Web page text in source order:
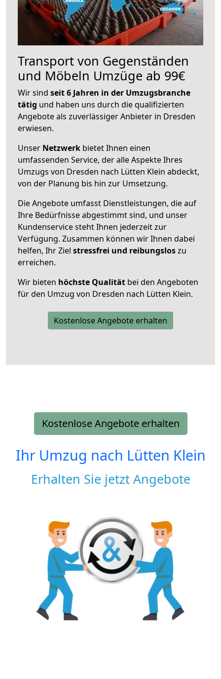
Transport von Gegenständen
und Möbeln Umzüge ab 99€
Wir sind seit 6 Jahren in der Umzugsbranche
tätig und haben uns durch die qualifizierten
Angebote als zuverlässiger Anbieter in Dresden
erwiesen.
Unser Netzwerk bietet Ihnen einen
umfassenden Service, der alle Aspekte Ihres
Umzugs von Dresden nach Lütten Klein abdeckt,
von der Planung bis hin zur Umsetzung.
Die Angebote umfasst Dienstleistungen, die auf
Ihre Bedürfnisse abgestimmt sind, und unser
Kundenservice steht Ihnen jederzeit zur
Verfügung. Zusammen können wir Ihnen dabei
helfen, Ihr Ziel stressfrei und reibungsloszu
erreichen.
Wir bieten höchste Qualität bei den Angeboten
für den Umzug von Dresden nach Lütten Klein.
Kostenlose Angebote erhalten
Kostenlose Angebote erhalten
Ihr Umzug nach Lütten Klein
Erhalten Sie jetzt Angebote